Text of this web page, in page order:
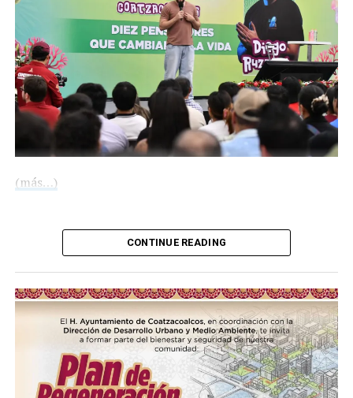
COMPARTE ESTA INFORMACIÓN
(más…)
Me gusta esto:
CONTINUE READING